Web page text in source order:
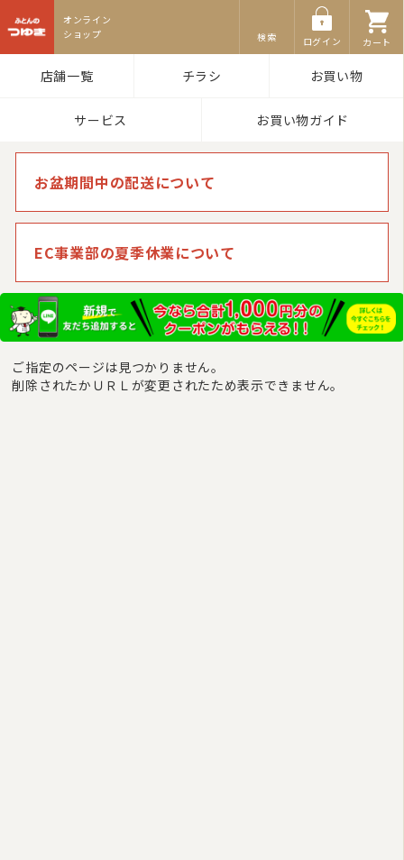
検索 ログイン カート
店舗一覧 チラシ お買い物
サービス お買い物ガイド
お盆期間中の配送について
EC事業部の夏季休業について
ご指定のページは見つかりません。
削除されたかＵＲＬが変更されたため表示できません。